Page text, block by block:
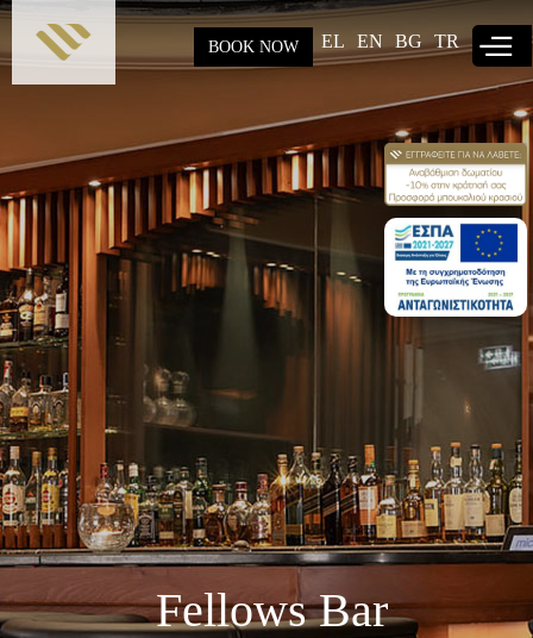
Παράκαμψη
κυρίως
BOOK NOW EL EN BG TR
Fellows Bar